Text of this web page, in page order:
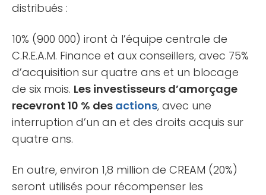
distribués :
10% (900 000) iront à l’équipe centrale de
C.R.E.A.M. Finance et aux conseillers, avec 75%
d’acquisition sur quatre ans et un blocage
de six mois. Les investisseurs d’amorçage
recevront 10 % des actions, avec une
interruption d’un an et des droits acquis sur
quatre ans.
En outre, environ 1,8 million de CREAM (20%)
seront utilisés pour récompenser les